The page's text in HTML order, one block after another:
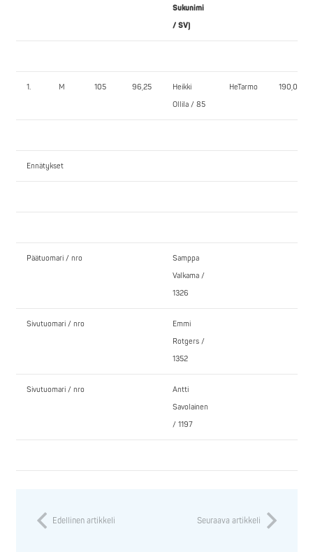
Sukunimi
/ SV)
1. M 105 96,25
Heikki
Ollila / 85
HeTarmo 190,0
Ennätykset
Päätuomari / nro
Samppa
Valkama /
1326
Sivutuomari / nro
Emmi
Rotgers /
1352
Sivutuomari / nro
Antti
Savolainen
/ 1197
Edellinen artikkeli Seuraava artikkeli